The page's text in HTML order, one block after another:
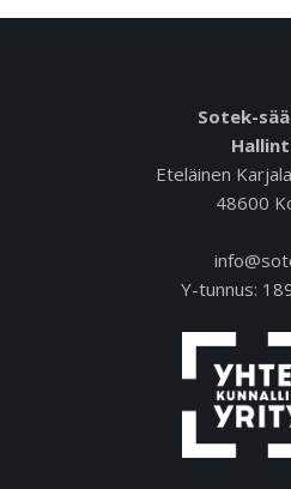
Sotek-
Eteläinen
48600
Y-tunnus: